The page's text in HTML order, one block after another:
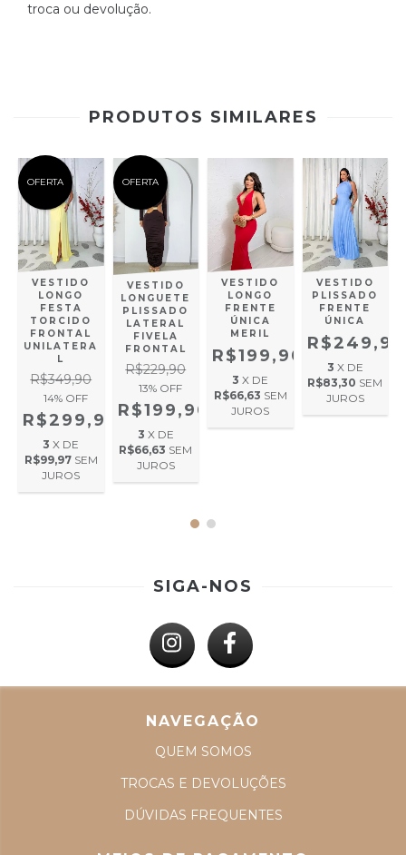
troca ou devolução.
PRODUTOS SIMILARES
OFERTA
VESTIDO
LONGO
FESTA
TORCIDO
FRONTAL
UNILATERA
L
R$349,90
14% OFF
R$299,90
3 X DE
R$99,97 SEM
JUROS
OFERTA
VESTIDO
LONGUETE
PLISSADO
LATERAL
FIVELA
FRONTAL
R$229,90
13% OFF
R$199,90
3 X DE
R$66,63 SEM
JUROS
VESTIDO
LONGO
FRENTE
ÚNICA
MERIL
R$199,90
3 X DE
R$66,63 SEM
JUROS
VESTIDO
PLISSADO
FRENTE
ÚNICA
R$249,90
3 X DE
R$83,30 SEM
JUROS
SIGA-NOS
NAVEGAÇÃO
QUEM SOMOS
TROCAS E DEVOLUÇÕES
DÚVIDAS FREQUENTES